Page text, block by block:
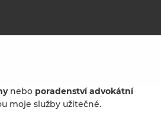
nebo poradenství advokátní
moje služby užitečné.